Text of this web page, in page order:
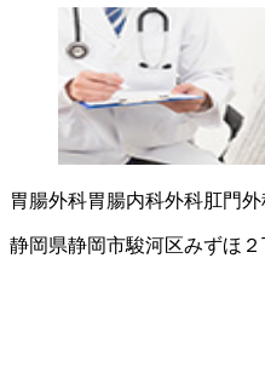
胃腸外科胃腸内科外科肛門
静岡県静岡市駿河区みずほ２